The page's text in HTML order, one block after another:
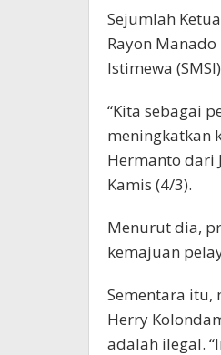
Sejumlah
Rayon
Istimewa
“Kita sebagai
meningkatkan
Hermanto dari
Kamis (4/3).
Menurut dia,
kemajuan
Sementara itu,
Herry
adalah ilegal.